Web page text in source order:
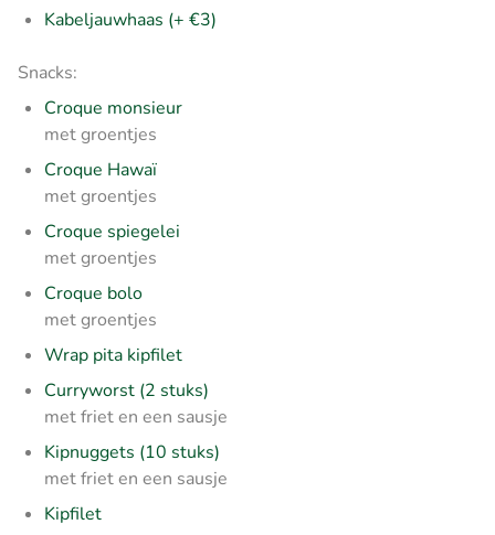
Kabeljauwhaas (+ €3)
Snacks:
Croque monsieur
met groentjes
Croque Hawaï
met groentjes
Croque spiegelei
met groentjes
Croque bolo
met groentjes
Wrap pita kipfilet
Curryworst (2 stuks)
met friet en een sausje
Kipnuggets (10 stuks)
met friet en een sausje
Kipfilet